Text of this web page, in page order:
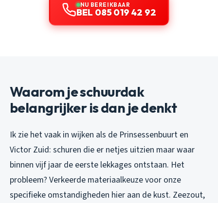
NU BEREIKBAAR
BEL 085 019 42 92
Waarom je schuurdak
belangrijker is dan je denkt
Ik zie het vaak in wijken als de Prinsessenbuurt en
Victor Zuid: schuren die er netjes uitzien maar waar
binnen vijf jaar de eerste lekkages ontstaan. Het
probleem? Verkeerde materiaalkeuze voor onze
specifieke omstandigheden hier aan de kust. Zeezout,